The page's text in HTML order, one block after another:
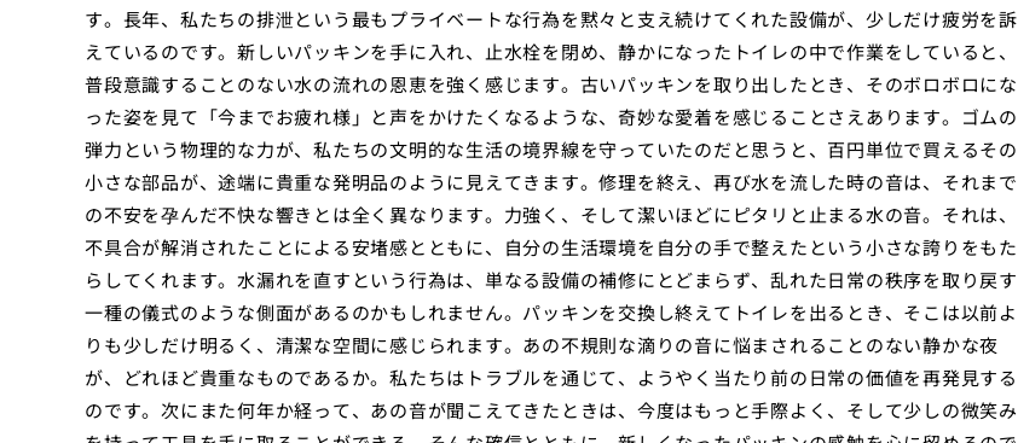
す。長年、私たちの排泄という最もプライベートな行為を黙々と支え続けてくれた設備が、少しだけ疲労を訴
えているのです。新しいパッキンを手に入れ、止水栓を閉め、静かになったトイレの中で作業をしていると、
普段意識することのない水の流れの恩恵を強く感じます。古いパッキンを取り出したとき、そのボロボロにな
った姿を見て「今までお疲れ様」と声をかけたくなるような、奇妙な愛着を感じることさえあります。ゴムの
弾力という物理的な力が、私たちの文明的な生活の境界線を守っていたのだと思うと、百円単位で買えるその
小さな部品が、途端に貴重な発明品のように見えてきます。修理を終え、再び水を流した時の音は、それまで
の不安を孕んだ不快な響きとは全く異なります。力強く、そして潔いほどにピタリと止まる水の音。それは、
不具合が解消されたことによる安堵感とともに、自分の生活環境を自分の手で整えたという小さな誇りをもた
らしてくれます。水漏れを直すという行為は、単なる設備の補修にとどまらず、乱れた日常の秩序を取り戻す
一種の儀式のような側面があるのかもしれません。パッキンを交換し終えてトイレを出るとき、そこは以前よ
りも少しだけ明るく、清潔な空間に感じられます。あの不規則な滴りの音に悩まされることのない静かな夜
が、どれほど貴重なものであるか。私たちはトラブルを通じて、ようやく当たり前の日常の価値を再発見する
のです。次にまた何年か経って、あの音が聞こえてきたときは、今度はもっと手際よく、そして少しの微笑み